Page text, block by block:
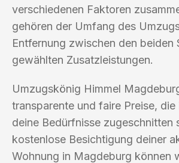
verschiedenen Faktoren
gehören der Umfang des
Entfernung zwischen den beiden
gewählten Zusatzleistungen.
Umzugskönig Himmel
transparente und faire Preise,
deine Bedürfnisse zugeschnitten
kostenlose Besichtigung deiner
Wohnung in Magdeburg können